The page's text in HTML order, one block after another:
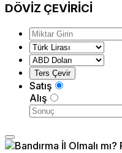
DÖVİZ ÇEVİRİCİ
Satış
Alış